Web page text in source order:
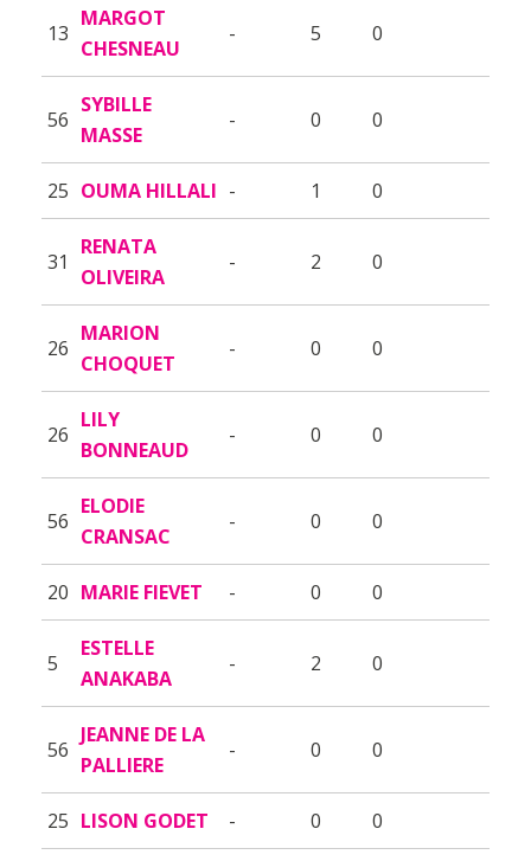
13
MARGOT
CHESNEAU
- 5 0
56
SYBILLE
MASSE
- 0 0
25 OUMA HILLALI - 1 0
31
RENATA
OLIVEIRA
- 2 0
26
MARION
CHOQUET
- 0 0
26
LILY
BONNEAUD
- 0 0
56
ELODIE
CRANSAC
- 0 0
20 MARIE FIEVET - 0 0
5
ESTELLE
ANAKABA
- 2 0
56
JEANNE DE LA
PALLIERE
- 0 0
25 LISON GODET - 0 0